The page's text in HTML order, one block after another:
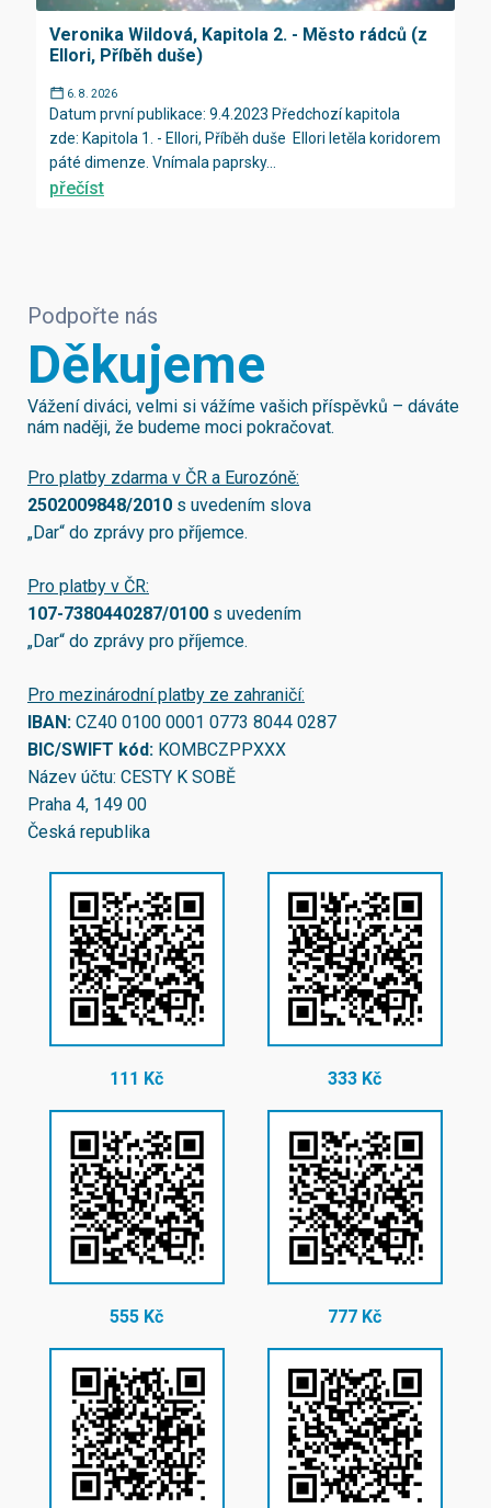
Veronika Wildová, Kapitola 2. - Město rádců (z
Ellori, Příběh duše)
6. 8. 2026
Datum první publikace: 9.4.2023 Předchozí kapitola
zde: Kapitola 1. - Ellori, Příběh duše Ellori letěla koridorem
páté dimenze. Vnímala paprsky...
přečíst
Podpořte nás
Děkujeme
Vážení diváci, velmi si vážíme vašich příspěvků – dáváte
nám naději, že budeme moci pokračovat.
Pro platby zdarma v ČR a Eurozóně:
2502009848/2010 s uvedením slova
„Dar“ do zprávy pro příjemce.
Pro platby v ČR:
107-7380440287/0100 s uvedením
„Dar“ do zprávy pro příjemce.
Pro mezinárodní platby ze zahraničí:
IBAN: CZ40 0100 0001 0773 8044 0287
BIC/SWIFT kód: KOMBCZPPXXX
Název účtu: CESTY K SOBĚ
Praha 4, 149 00
Česká republika
111 Kč 333 Kč
555 Kč 777 Kč